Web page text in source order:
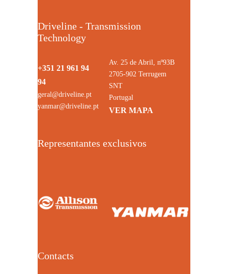
Driveline - Transmission
Technology
+351 21 961 94
94
geral@driveline.pt
yanmar@driveline.pt
Av. 25 de Abril, nº93B
2705-902 Terrugem
SNT
Portugal
VER MAPA
Representantes exclusivos
Contacts